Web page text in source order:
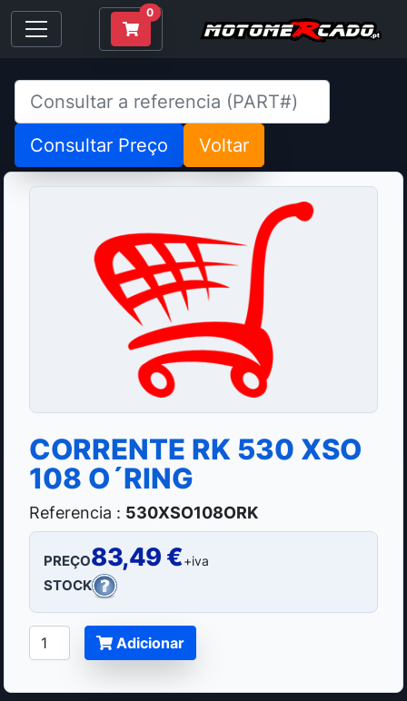
0
Consultar Preço Voltar
CORRENTE RK 530 XSO
108 O´RING
Referencia : 530XSO108ORK
PREÇO83,49 €+iva
STOCK
Adicionar